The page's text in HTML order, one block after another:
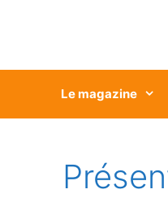
Le magazine